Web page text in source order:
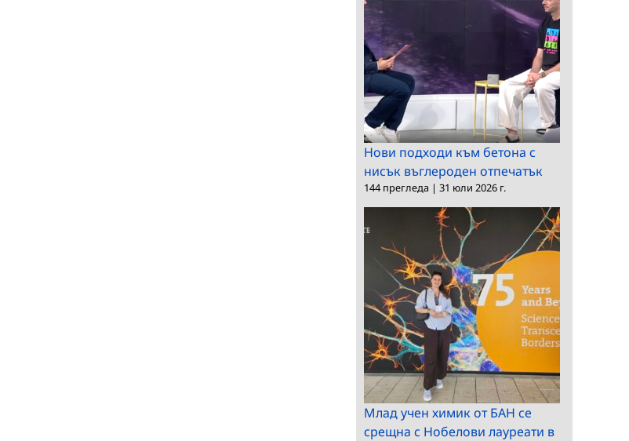
Нови подходи към бетона с
нисък въглероден отпечатък
144 прегледа | 31 юли 2026 г.
Млад учен химик от БАН се
срещна с Нобелови лауреати в